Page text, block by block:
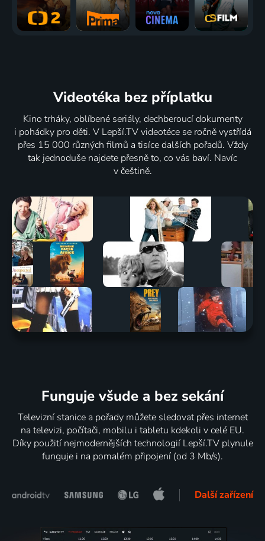
Videotéka bez příplatku
Kino trháky, oblíbené seriály, dechberoucí dokumenty
i pohádky pro děti. V Lepší.TV videotéce se ročně vystřídá
přes 15 000 různých filmů a tisíce dalších pořadů. Vždy
tak jednoduše najdete přesně to, co vás baví. Navíc
v češtině.
Funguje všude a bez sekání
Televizní stanice a pořady můžete sledovat přes internet
na televizi, počítači, mobilu i tabletu kdekoli v celé EU.
Díky použití nejmodernějších technologií Lepší.TV plynule
funguje i na pomalém připojení (od 3 Mb/s).
Další zařízení